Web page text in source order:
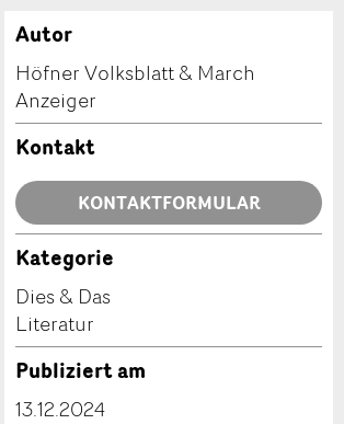
Autor
Höfner Volksblatt & March
Anzeiger
Kontakt
KONTAKTFORMULAR
Kategorie
Dies & Das
Literatur
Publiziert am
13.12.2024